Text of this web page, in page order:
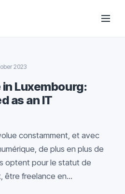
2023
Luxembourg:
as an IT
constamment, et avec
de plus en plus de
optent pour le statut de
être freelance en...